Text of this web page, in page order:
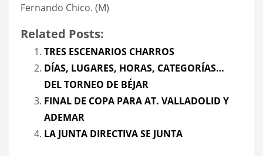
Fernando Chico. (M)
Related Posts:
TRES ESCENARIOS CHARROS
DÍAS, LUGARES, HORAS, CATEGORÍAS…
DEL TORNEO DE BÉJAR
FINAL DE COPA PARA AT. VALLADOLID Y
ADEMAR
LA JUNTA DIRECTIVA SE JUNTA